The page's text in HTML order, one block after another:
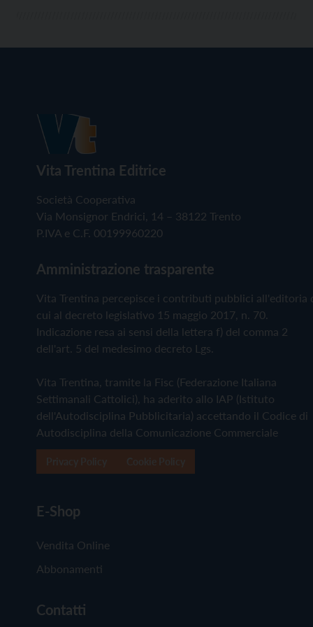
Vita Trentina Editrice
Società Cooperativa
Via Monsignor Endrici, 14 – 38122 Trento
P.IVA e C.F. 00199960220
Amministrazione trasparente
Vita Trentina percepisce i contributi pubblici all'editoria
cui al decreto legislativo 15 maggio 2017, n. 70.
Indicazione resa ai sensi della lettera f) del comma 2
dell'art. 5 del medesimo decreto Lgs.
Vita Trentina, tramite la Fisc (Federazione Italiana
Settimanali Cattolici), ha aderito allo IAP (Istituto
dell'Autodisciplina Pubblicitaria) accettando il Codice di
Autodisciplina della Comunicazione Commerciale
E-Shop
Vendita Online
Abbonamenti
Contatti